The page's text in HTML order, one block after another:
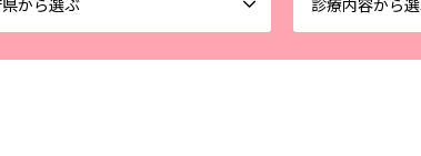
から選ぶ 診療内容から